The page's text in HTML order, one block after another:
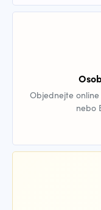
Objednejte
nebo